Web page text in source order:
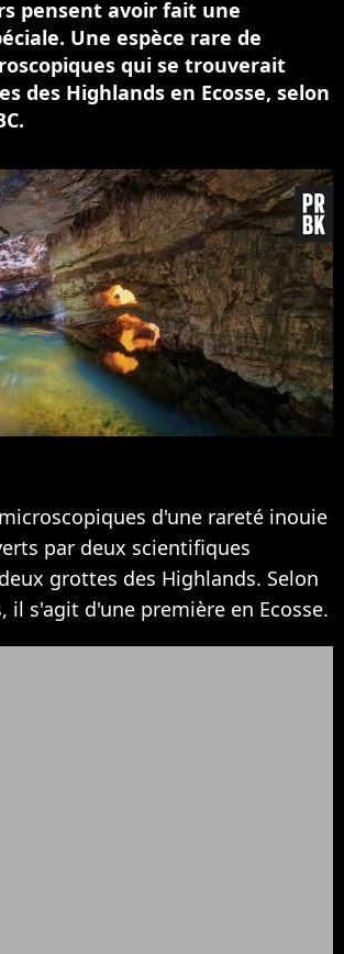
pensent avoir fait une
Une espèce rare de
qui se trouverait
des Highlands en Ecosse, selon
d'une rareté inouie
par deux scientifiques
grottes des Highlands. Selon
il s'agit d'une première en Ecosse.